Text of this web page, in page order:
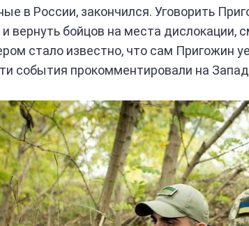
в России, закончился. Уговорить
вернуть бойцов на места дислокации,
стало известно, что сам Пригожин
события прокомментировали на